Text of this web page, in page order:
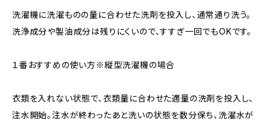
洗濯機に洗濯ものの量に合わせた洗剤を投入し、通常通り洗う。
洗浄成分や製油成分は残りにくいので、すすぎ一回でもOKです。
１番おすすめの使い方※縦型洗濯機の場合
衣類を入れない状態で、衣類量に合わせた適量の洗剤を投入し、
注水開始。注水が終わったあと洗いの状態を数分保ち、洗濯水が